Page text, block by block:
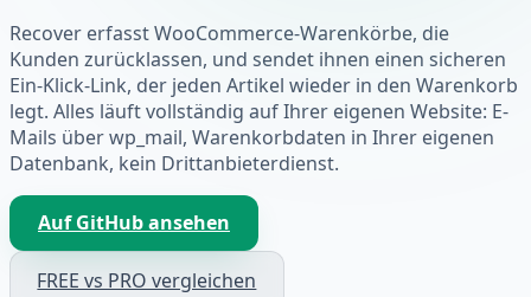
Recover erfasst WooCommerce-Warenkörbe, die
Kunden zurücklassen, und sendet ihnen einen sicheren
Ein-Klick-Link, der jeden Artikel wieder in den Warenkorb
legt. Alles läuft vollständig auf Ihrer eigenen Website: E-
Mails über wp_mail, Warenkorbdaten in Ihrer eigenen
Datenbank, kein Drittanbieterdienst.
Auf GitHub ansehen
FREE vs PRO vergleichen